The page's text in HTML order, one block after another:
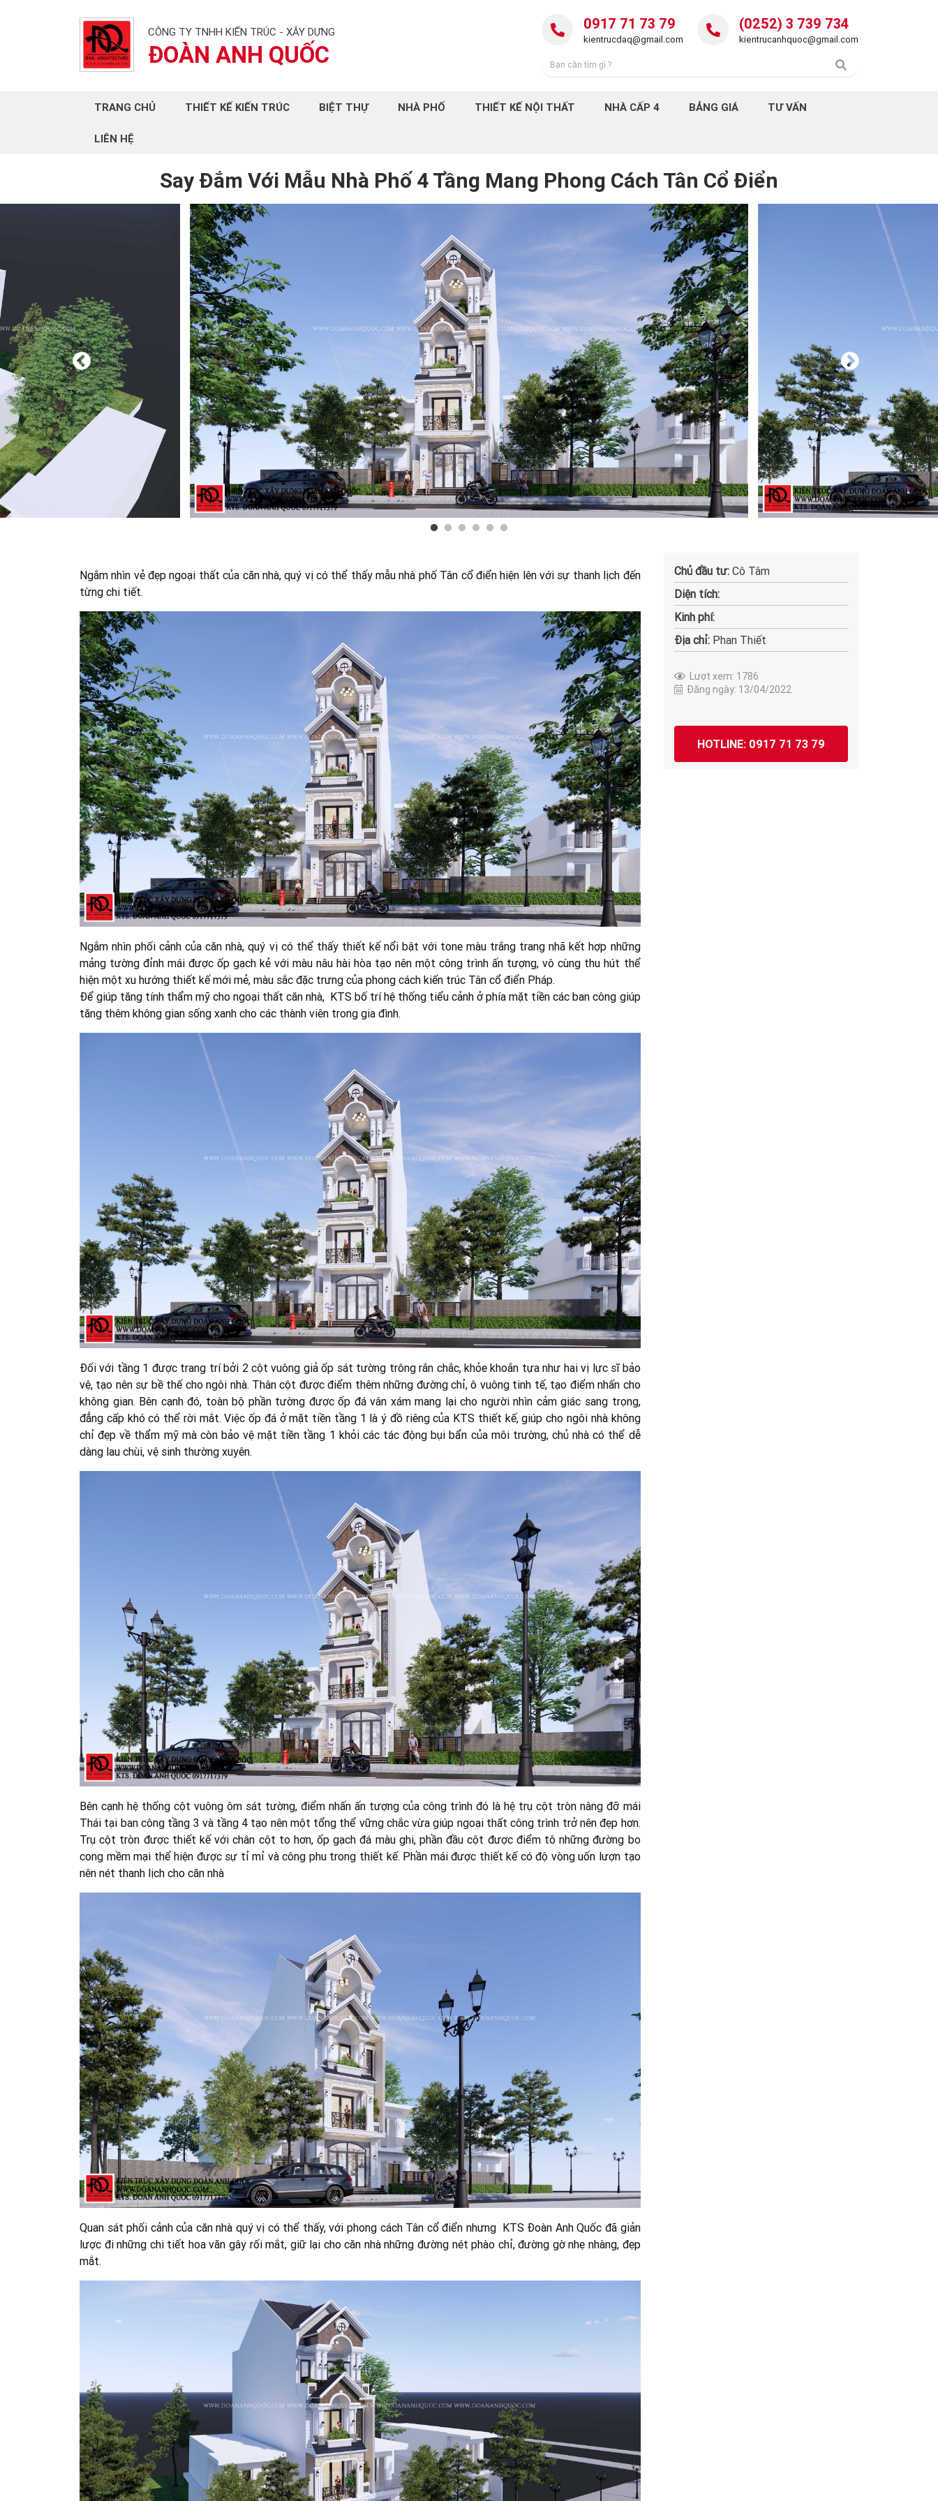
CÔNG TY TNHH KIẾN TRÚC - XÂY DỰNG
ĐOÀN ANH QUỐC
0917 71 73 79
kientrucdaq@gmail.com
(0252) 3 739 734
kientrucanhquoc@gmail.com
TRANG CHỦ THIẾT KẾ KIẾN TRÚC BIỆT THỰ NHÀ PHỐ THIẾT KẾ NỘI THẤT NHÀ CẤP 4 BẢNG GIÁ TƯ VẤN
LIÊN HỆ
Say Đắm Với Mẫu Nhà Phố 4 Tầng Mang Phong Cách Tân Cổ Điển
Chủ đầu tư: Cô Tâm
Diện tích:
Kinh phí:
Địa chỉ: Phan Thiết
Lượt xem: 1786
Đăng ngày: 13/04/2022
HOTLINE: 0917 71 73 79
Ngắm nhìn vẻ đẹp ngoại thất của căn nhà, quý vị có thể thấy mẫu nhà phố Tân cổ điển hiện lên với sự thanh lịch đến
từng chi tiết.
Ngắm nhìn phối cảnh của căn nhà, quý vị có thể thấy thiết kế nổi bật với tone màu trắng trang nhã kết hợp những
mảng tường đỉnh mái được ốp gạch kẻ với màu nâu hài hòa tạo nên một công trình ấn tượng, vô cùng thu hút thể
hiện một xu hướng thiết kế mới mẻ, màu sắc đặc trưng của phong cách kiến trúc Tân cổ điển Pháp.
Để giúp tăng tính thẩm mỹ cho ngoại thất căn nhà, KTS bố trí hệ thống tiểu cảnh ở phía mặt tiền các ban công giúp
tăng thêm không gian sống xanh cho các thành viên trong gia đình.
Đối với tầng 1 được trang trí bởi 2 cột vuông giả ốp sát tường trông rắn chắc, khỏe khoắn tựa như hai vị lực sĩ bảo
vệ, tạo nên sự bề thế cho ngôi nhà. Thân cột được điểm thêm những đường chỉ, ô vuông tinh tế, tạo điểm nhấn cho
không gian. Bên cạnh đó, toàn bộ phần tường được ốp đá vân xám mang lại cho người nhìn cảm giác sang trọng,
đẳng cấp khó có thể rời mắt. Việc ốp đá ở mặt tiền tầng 1 là ý đồ riêng của KTS thiết kế, giúp cho ngôi nhà không
chỉ đẹp về thẩm mỹ mà còn bảo vệ mặt tiền tầng 1 khỏi các tác động bụi bẩn của môi trường, chủ nhà có thể dễ
dàng lau chùi, vệ sinh thường xuyên.
Bên cạnh hệ thống cột vuông ôm sát tường, điểm nhấn ấn tượng của công trình đó là hệ trụ cột tròn nâng đỡ mái
Thái tại ban công tầng 3 và tầng 4 tạo nên một tổng thể vững chắc vừa giúp ngoại thất công trình trở nên đẹp hơn.
Trụ cột tròn được thiết kế với chân cột to hơn, ốp gạch đá màu ghi, phần đầu cột được điểm tô những đường bo
cong mềm mại thể hiện được sự tỉ mỉ và công phu trong thiết kế. Phần mái được thiết kế có độ vòng uốn lượn tạo
nên nét thanh lịch cho căn nhà
Quan sát phối cảnh của căn nhà quý vị có thể thấy, với phong cách Tân cổ điển nhưng KTS Đoàn Anh Quốc đã giản
lược đi những chi tiết hoa văn gây rối mắt, giữ lại cho căn nhà những đường nét phào chỉ, đường gờ nhẹ nhàng, đẹp
mắt.